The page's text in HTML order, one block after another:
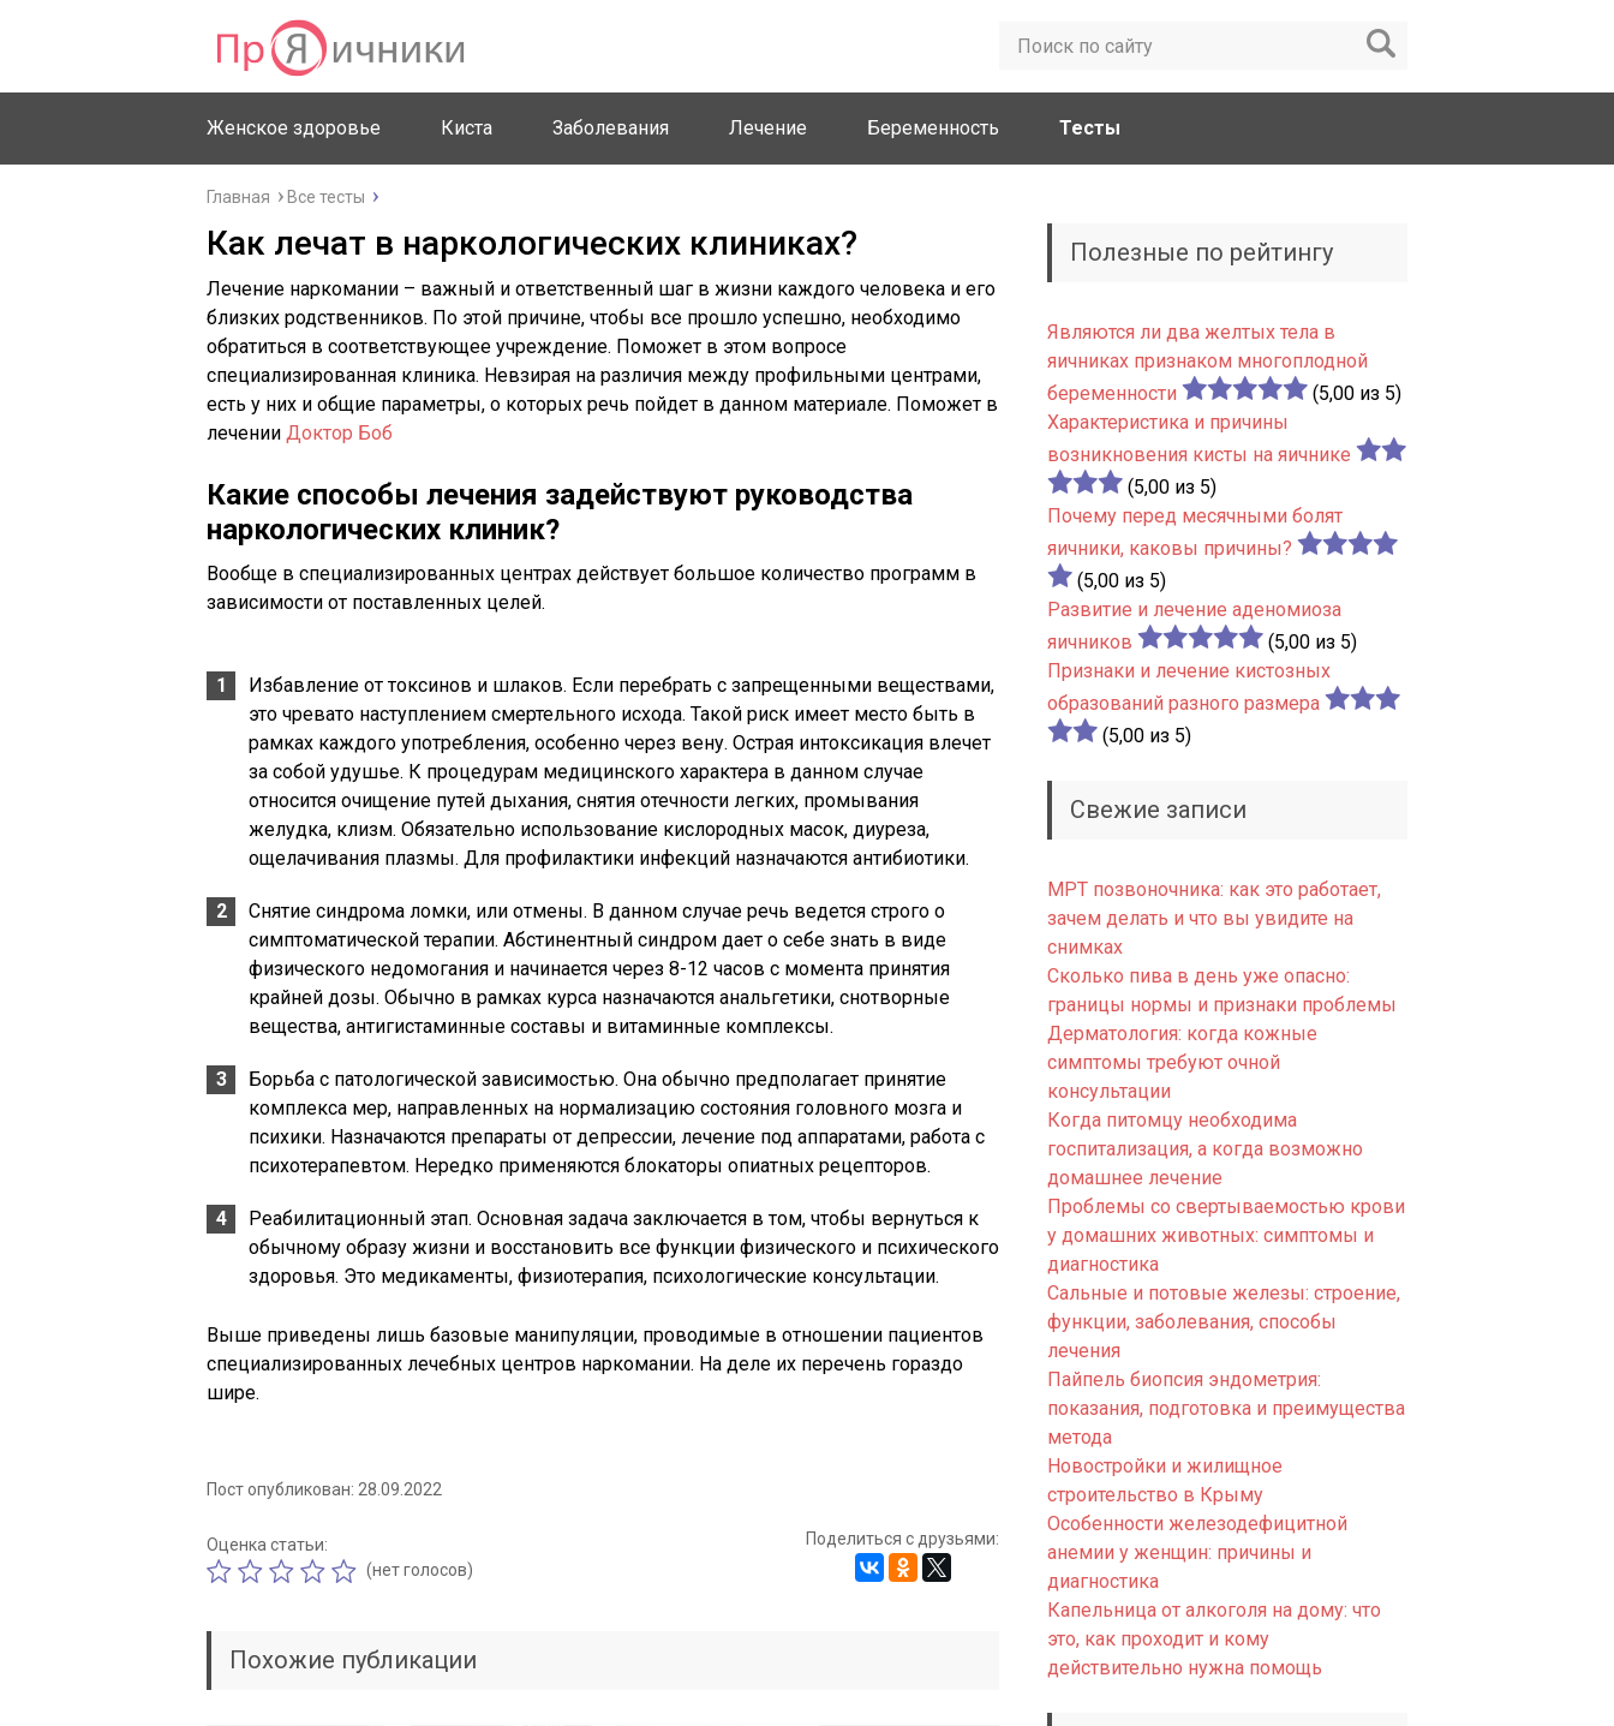
Женское здоровье Киста Заболевания Лечение Беременность Тесты
Главная Все тесты
Как лечат в наркологических клиниках?
Лечение наркомании – важный и ответственный шаг в жизни каждого человека и его
близких родственников. По этой причине, чтобы все прошло успешно, необходимо
обратиться в соответствующее учреждение. Поможет в этом вопросе
специализированная клиника. Невзирая на различия между профильными центрами,
есть у них и общие параметры, о которых речь пойдет в данном материале. Поможет в
лечении Доктор Боб
Какие способы лечения задействуют руководства
наркологических клиник?
Вообще в специализированных центрах действует большое количество программ в
зависимости от поставленных целей.
Избавление от токсинов и шлаков. Если перебрать с запрещенными веществами,
это чревато наступлением смертельного исхода. Такой риск имеет место быть в
рамках каждого употребления, особенно через вену. Острая интоксикация влечет
за собой удушье. К процедурам медицинского характера в данном случае
относится очищение путей дыхания, снятия отечности легких, промывания
желудка, клизм. Обязательно использование кислородных масок, диуреза,
ощелачивания плазмы. Для профилактики инфекций назначаются антибиотики.
Снятие синдрома ломки, или отмены. В данном случае речь ведется строго о
симптоматической терапии. Абстинентный синдром дает о себе знать в виде
физического недомогания и начинается через 8-12 часов с момента принятия
крайней дозы. Обычно в рамках курса назначаются анальгетики, снотворные
вещества, антигистаминные составы и витаминные комплексы.
Борьба с патологической зависимостью. Она обычно предполагает принятие
комплекса мер, направленных на нормализацию состояния головного мозга и
психики. Назначаются препараты от депрессии, лечение под аппаратами, работа с
психотерапевтом. Нередко применяются блокаторы опиатных рецепторов.
Реабилитационный этап. Основная задача заключается в том, чтобы вернуться к
обычному образу жизни и восстановить все функции физического и психического
здоровья. Это медикаменты, физиотерапия, психологические консультации.
Выше приведены лишь базовые манипуляции, проводимые в отношении пациентов
специализированных лечебных центров наркомании. На деле их перечень гораздо
шире.
Пост опубликован: 28.09.2022
Оценка статьи:
(нет голосов)
Поделиться с друзьями:
Похожие публикации
Полезные по рейтингу
Являются ли два желтых тела в
яичниках признаком многоплодной
беременности
(5,00 из 5)
Характеристика и причины
возникновения кисты на яичнике
(5,00 из 5)
Почему перед месячными болят
яичники, каковы причины?
(5,00 из 5)
Развитие и лечение аденомиоза
яичников
(5,00 из 5)
Признаки и лечение кистозных
образований разного размера
(5,00 из 5)
Свежие записи
МРТ позвоночника: как это работает,
зачем делать и что вы увидите на
снимках
Сколько пива в день уже опасно:
границы нормы и признаки проблемы
Дерматология: когда кожные
симптомы требуют очной
консультации
Когда питомцу необходима
госпитализация, а когда возможно
домашнее лечение
Проблемы со свертываемостью крови
у домашних животных: симптомы и
диагностика
Сальные и потовые железы: строение,
функции, заболевания, способы
лечения
Пайпель биопсия эндометрия:
показания, подготовка и преимущества
метода
Новостройки и жилищное
строительство в Крыму
Особенности железодефицитной
анемии у женщин: причины и
диагностика
Капельница от алкоголя на дому: что
это, как проходит и кому
действительно нужна помощь